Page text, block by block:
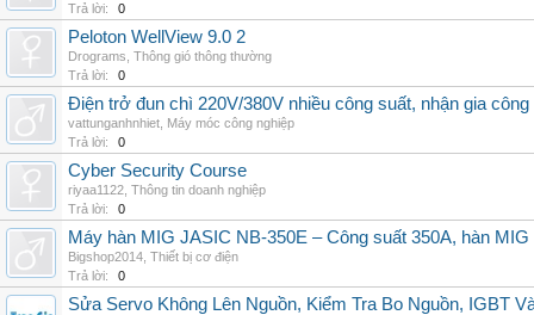
Trả lời:
0
Peloton WellView 9.0 2
Drograms Thông gió thông thường
Trả lời:
0
Điện trở đun chì 220V/380V nhiều công suất, nhận gia
vattunganhnhiet Máy móc công nghiệp
Trả lời:
0
Cyber Security Course
riyaa1122 Thông tin doanh nghiệp
Trả lời:
0
Máy hàn MIG JASIC NB-350E – Công suất 350A, hàn
Bigshop2014 Thiết bị cơ điện
Trả lời:
0
Sửa Servo Không Lên Nguồn, Kiểm Tra Bo Nguồn, IGBT